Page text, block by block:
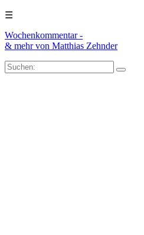
☰
Wochenkommentar -
& mehrvon Matthias Zehnder